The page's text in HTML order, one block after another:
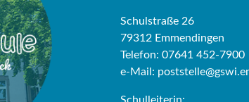
Schulstraße 26
79312 Emmendingen
Telefon: 07641 452-7900
e-Mail: